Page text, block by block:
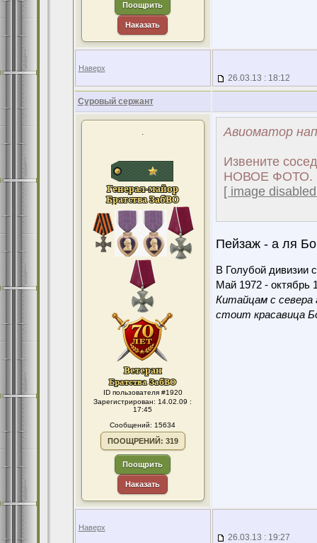
Поощрить
Наказать
Наверх
26.03.13 : 18:12
Суровый сержант
.
ID пользователя #1920
Зарегистрирован: 14.02.09 :
17:45
Сообщений: 15634
ПООЩРЕНИЙ: 319
Поощрить
Наказать
Авиоматор
Извените
НОВОЕ ФОТО.
[ image
Пейзаж - а ля
В Голубой дивизии
Май 1972 - октябрь
Китайцам с севера
стоит красавица
Наверх
26.03.13 : 19:27